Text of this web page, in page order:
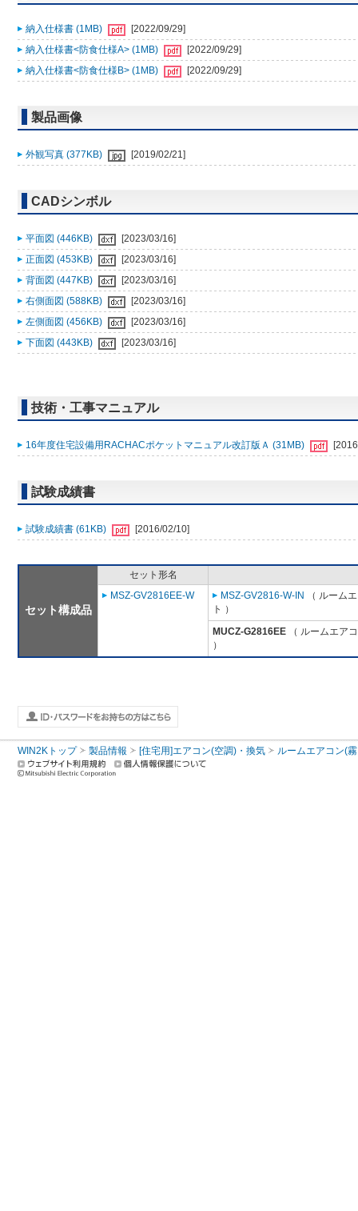
納入仕様書 (1MB)
[2022/09/29]
納入仕様書<防食仕様A> (1MB)
[2022/09/29]
納入仕様書<防食仕様B> (1MB)
[2022/09/29]
製品画像
外観写真 (377KB) [2019/02/21]
CADシンボル
平面図 (446KB)
[2023/03/16]
正面図 (453KB)
[2023/03/16]
背面図 (447KB)
[2023/03/16]
右側面図 (588KB)
[2023/03/16]
左側面図 (456KB)
[2023/03/16]
下面図 (443KB)
[2023/03/16]
技術・工事マニュアル
16年度住宅設備用RACHACポケットマニュアル改訂版Ａ (31MB)
試験成績書
試験成績書 (61KB) [2016/02/10]
セット構成品
セット形名
MSZ-GV2816EE-W
MSZ-GV2816-W-IN
（ ルーム
ト ）
MUCZ-G2816EE （ ルームエア
）
WIN2Kトップ 製品情報 [住宅用]エアコン(空調)・換気 ルームエアコン(